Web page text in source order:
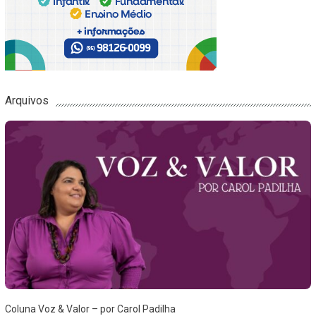
Arquivos
Coluna Voz & Valor – por Carol Padilha